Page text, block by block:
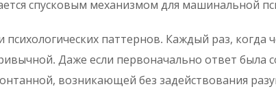
спусковым механизмом для машинальной
паттернов. Каждый раз, когда
Даже если первоначально ответ
возникающей без задействования